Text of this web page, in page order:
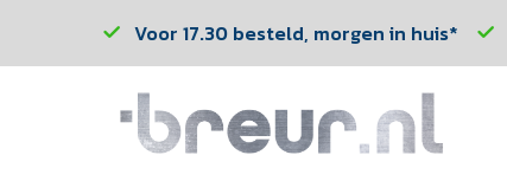
Voor 17.30 besteld, morgen in huis*